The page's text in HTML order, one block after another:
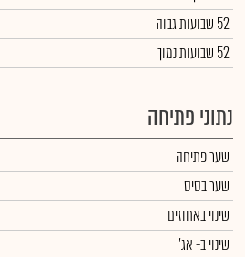
52 שבועות גבוה
52 שבועות נמוך
נתוני פתיחה
שער פתיחה
שער בסיס
שינוי באחוזים
שינויב- אג'